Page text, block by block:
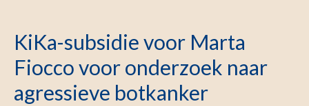
KiKa-subsidie voor Marta
Fiocco voor onderzoek naar
agressieve botkanker